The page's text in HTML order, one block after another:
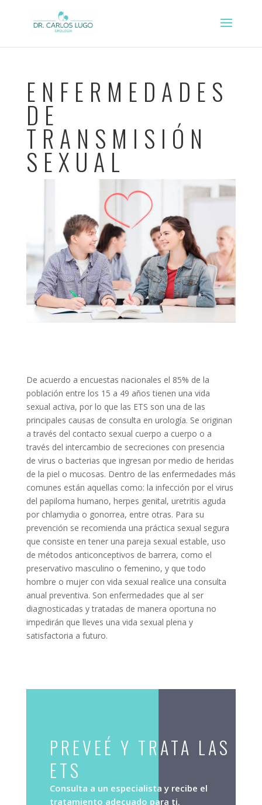
ENFERMEDADES
DE
TRANSMISIÓN
SEXUAL
De acuerdo a encuestas nacionales el 85% de la
población entre los 15 a 49 años tienen una vida
sexual activa, por lo que las ETS son una de las
principales causas de consulta en urología. Se originan
a través del contacto sexual cuerpo a cuerpo o a
través del intercambio de secreciones con presencia
de virus o bacterias que ingresan por medio de heridas
de la piel o mucosas. Dentro de las enfermedades más
comunes están aquellas como: la infección por el virus
del papiloma humano, herpes genital, uretritis aguda
por chlamydia o gonorrea, entre otras. Para su
prevención se recomienda una práctica sexual segura
que consiste en tener una pareja sexual estable, uso
de métodos anticonceptivos de barrera, como el
preservativo masculino o femenino, y que todo
hombre o mujer con vida sexual realice una consulta
anual preventiva. Son enfermedades que al ser
diagnosticadas y tratadas de manera oportuna no
impedirán que lleves una vida sexual plena y
satisfactoria a futuro.
PREVEÉ Y TRATA LAS
ETS
Consulta a un especialista y recibe el
tratamiento adecuado para ti.